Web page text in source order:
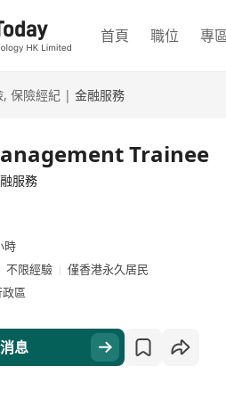
首頁 職位 專
, 保險經紀 | 金融服務
Trainee
融服務
時
不限經驗
僅香港永久居民
區
息